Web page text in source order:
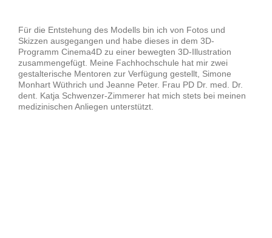
Für die Entstehung des Modells bin ich von Fotos und
Skizzen ausgegangen und habe dieses in dem 3D-
Programm Cinema4D zu einer bewegten 3D-Illustration
zusammengefügt. Meine Fachhochschule hat mir zwei
gestalterische Mentoren zur Verfügung gestellt, Simone
Monhart Wüthrich und Jeanne Peter. Frau PD Dr. med. Dr.
dent. Katja Schwenzer-Zimmerer hat mich stets bei meinen
medizinischen Anliegen unterstützt.